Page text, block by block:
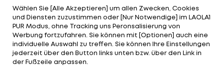
Spitze liegen die Russinnen Ishchenko/Romashina
vor den Chinesinnen Huang/Liu und den
Spanierinnen Carbonell Ballestero/Fuentes Fache.
Am Montag folgt ab 16 Uhr MESZ die freie Kür,
Brandl/Lang haben Startnummer 14. Nur die Top-12
Wählen Sie [Alle Akzeptieren] um allen Zwecken, Cookies
und Diensten zuzustimmen oder [Nur Notwendige] im LAOLA1
PUR Modus, ohne Tracking uns Peronsalisierung von
Werbung fortzufahren. Sie können mit [Optionen] auch eine
individuelle Auswahl zu treffen. Sie können Ihre Einstellungen
jederzeit über den Button links unten bzw. über den Link in
der Fußzeile anpassen.